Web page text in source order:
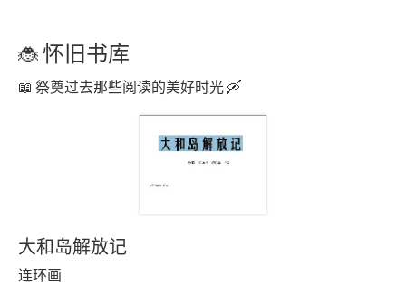
怀旧书库
祭奠过去那些阅读的美好时光
大和岛解放记
连环画